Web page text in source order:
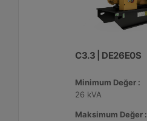
C3.3 | DE26E0S
Minimum Değer :
26 kVA
Maksimum Değer :